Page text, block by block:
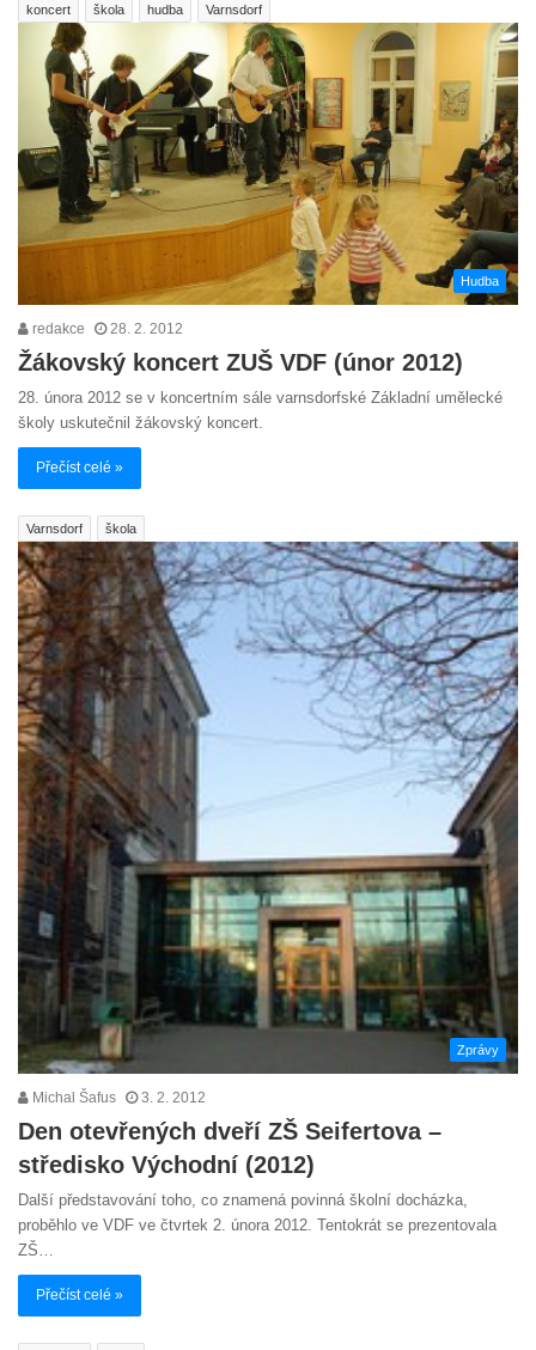
koncert škola hudba Varnsdorf
Hudba
redakce 28. 2. 2012
Žákovský koncert ZUŠ VDF (únor 2012)
28. února 2012 se v koncertním sále varnsdorfské Základní umělecké
školy uskutečnil žákovský koncert.
Přečíst celé »
Varnsdorf škola
Zprávy
Michal Šafus 3. 2. 2012
Den otevřených dveří ZŠ Seifertova –
středisko Východní (2012)
Další představování toho, co znamená povinná školní docházka,
proběhlo ve VDF ve čtvrtek 2. února 2012. Tentokrát se prezentovala
ZŠ…
Přečíst celé »